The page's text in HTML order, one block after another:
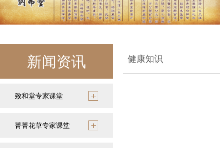
新闻资讯
致和堂专家课堂
菁菁花草专家课堂
健康知识